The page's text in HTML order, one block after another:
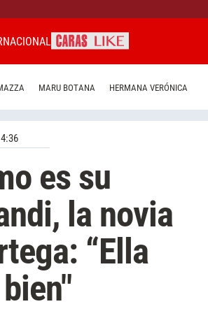
MARU BOTANA HERMANA VERÓNICA
es su
la novia
“Ella